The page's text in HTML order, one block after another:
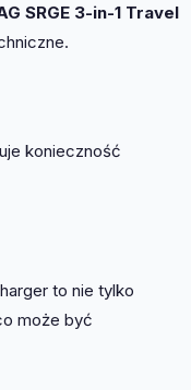
SRGE 3-in-1 Travel
konieczność
to nie tylko
może być